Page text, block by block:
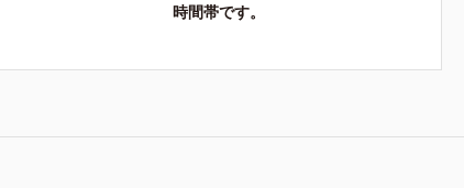
時間帯です。